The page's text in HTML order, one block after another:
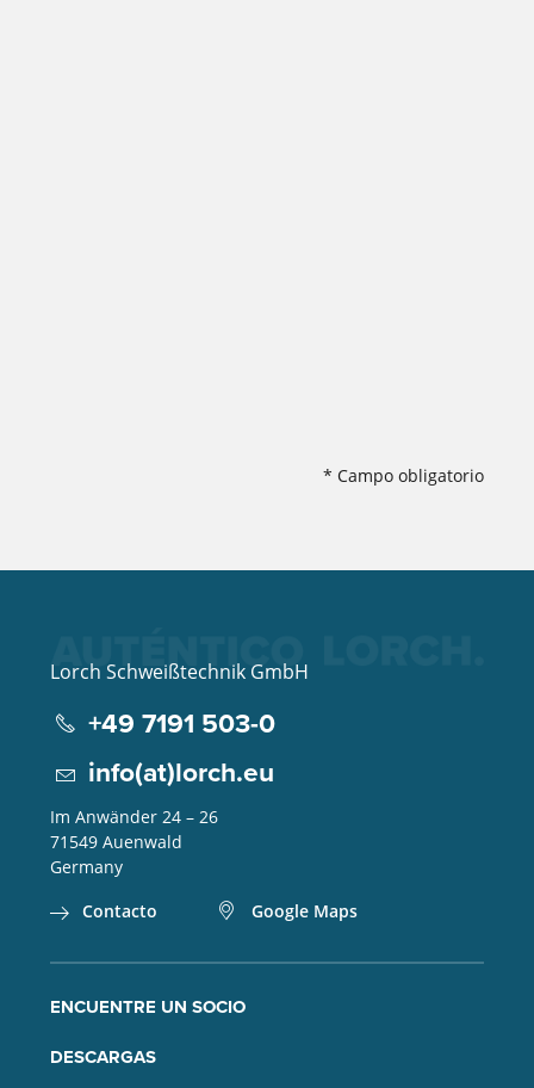
* Campo obligatorio
Lorch Schweißtechnik GmbH
+49 7191 503-0
info(at)lorch.eu
Im Anwänder 24 – 26
71549 Auenwald
Germany
Contacto
Google Maps
ENCUENTRE UN SOCIO
DESCARGAS